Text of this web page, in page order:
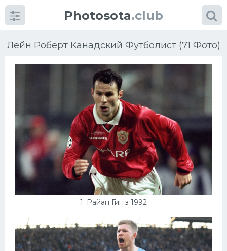
Photosota.club
Лейн Роберт Канадский Футболист (71 Фото)
1. Райан Гиггз 1992
КатегорииФото
Много картинок...
Футбол
Баскетбол
Велогонки
Конькобежный спорт